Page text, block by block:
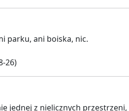
parku, ani boiska, nic.
26)
jednej z nielicznych